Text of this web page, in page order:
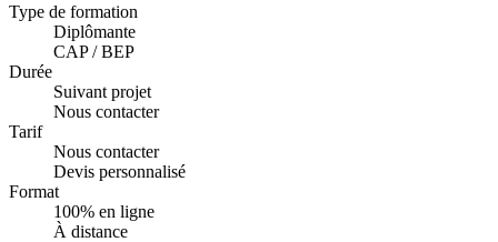
Type de formation
Diplômante
CAP / BEP
Durée
Suivant projet
Nous contacter
Tarif
Nous contacter
Devis personnalisé
Format
100% en ligne
À distance